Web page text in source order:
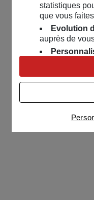
statistiques
que vous
Evolution
auprès de
nous servons
contenus et
Univers
nos
publicités
Connaître notre
partenaires